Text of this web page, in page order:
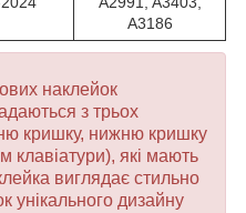
A3186
наклейок
з трьох
кришку, нижню кришку
клавіатури), які мають
виглядає стильно
унікального дизайну